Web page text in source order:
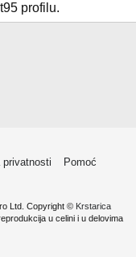
profilu.
privatnosti
Pomoć
Ltd. Copyright © Krstarica
u celini i u delovima